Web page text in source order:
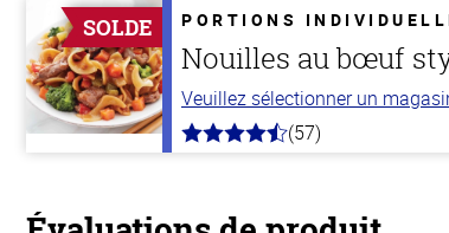
5
stars
SOLDE PORTIONS
Nouilles au bœuf
Veuillez sélectionner un
4.2
(57)